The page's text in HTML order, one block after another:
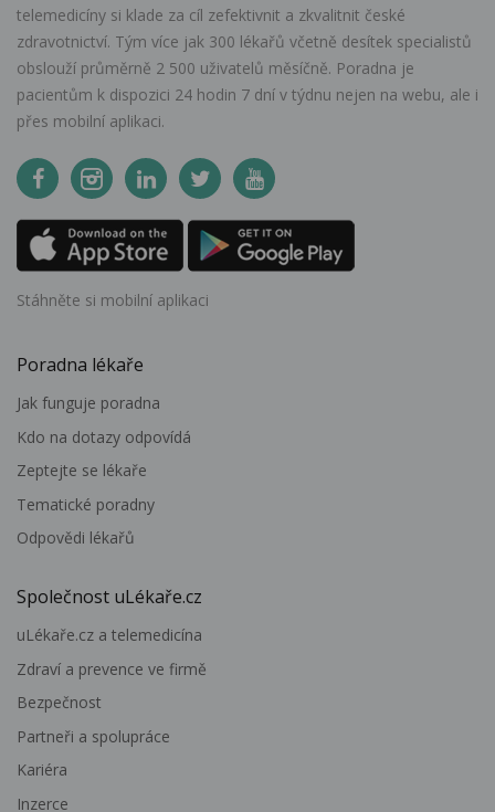
telemedicíny si klade za cíl zefektivnit a zkvalitnit české
zdravotnictví. Tým více jak 300 lékařů včetně desítek specialistů
obslouží průměrně 2 500 uživatelů měsíčně. Poradna je
pacientům k dispozici 24 hodin 7 dní v týdnu nejen na webu, ale i
přes mobilní aplikaci.
Stáhněte si mobilní aplikaci
Poradna lékaře
Jak funguje poradna
Kdo na dotazy odpovídá
Zeptejte se lékaře
Tematické poradny
Odpovědi lékařů
Společnost uLékaře.cz
uLékaře.cz a telemedicína
Zdraví a prevence ve firmě
Bezpečnost
Partneři a spolupráce
Kariéra
Inzerce